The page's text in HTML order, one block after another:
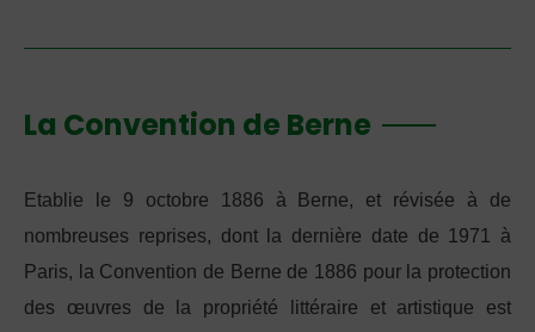
La Convention de Berne
Etablie le 9 octobre 1886 à Berne, et révisée à de
nombreuses reprises, dont la dernière date de 1971 à
Paris, la Convention de Berne de 1886 pour la protection
des œuvres de la propriété littéraire et artistique est